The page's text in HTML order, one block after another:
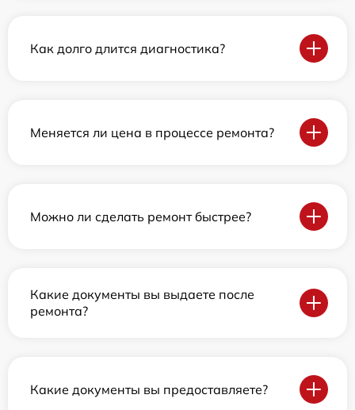
Как долго длится диагностика?
Меняется ли цена в процессе ремонта?
Можно ли сделать ремонт быстрее?
Какие документы вы выдаете после
ремонта?
Какие документы вы предоставляете?